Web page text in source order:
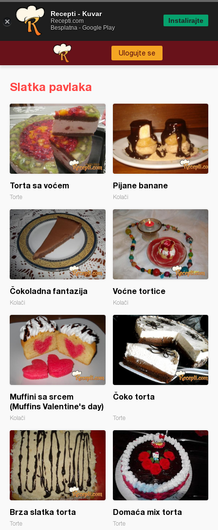
Ulogujte se
Slatka pavlaka
Torta sa voćem
Torte
Pijane banane
Kolači
Čokoladna fantazija
Kolači
Voćne tortice
Kolači
Muffini sa srcem
(Muffins Valentine's day)
Kolači
Čoko torta
Torte
Brza slatka torta
Torte
Domaća mix torta
Torte
Recepti - Kuvar
Recepti.com
Besplatna - Google Play
Instalirajte